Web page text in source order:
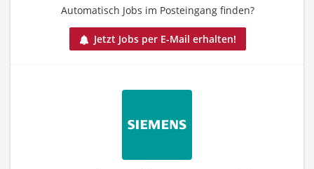
Automatisch Jobs im Posteingang finden?
Jetzt Jobs per E-Mail erhalten!